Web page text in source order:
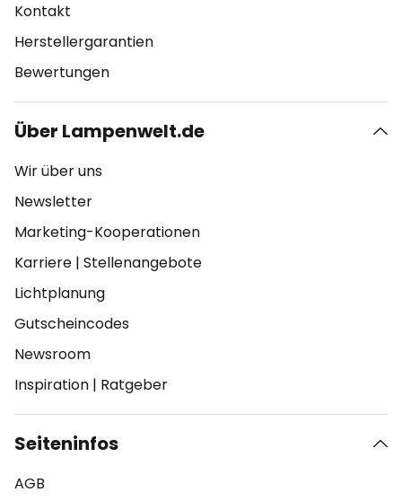
Kontakt
Herstellergarantien
Bewertungen
Über Lampenwelt.de
Wir über uns
Newsletter
Marketing-Kooperationen
Karriere | Stellenangebote
Lichtplanung
Gutscheincodes
Newsroom
Inspiration | Ratgeber
Seiteninfos
AGB